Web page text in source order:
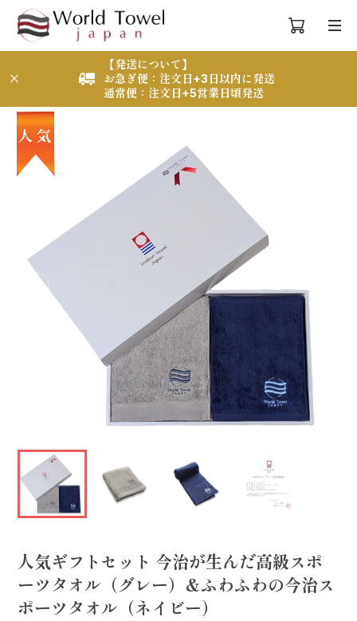
【発送について】
お急ぎ便：注文日+3日以内に発送
通常便：注文日+5営業日頃発送
人気ギフトセット 今治が生んだ高級スポ
ーツタオル（グレー）&ふわふわの今治ス
ポーツタオル（ネイビー）